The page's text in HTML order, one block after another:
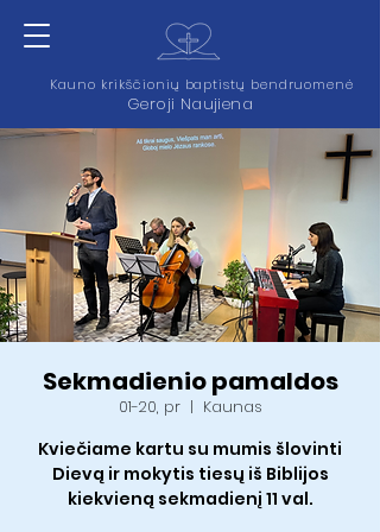
Kauno krikščionių baptistų bendruomenė
Geroji Naujiena
Sekmadienio pamaldos
01-20, pr
  |
Kaunas
Kviečiame kartu su mumis šlovinti
Dievą ir mokytis tiesų iš Biblijos
kiekvieną sekmadienį 11 val.